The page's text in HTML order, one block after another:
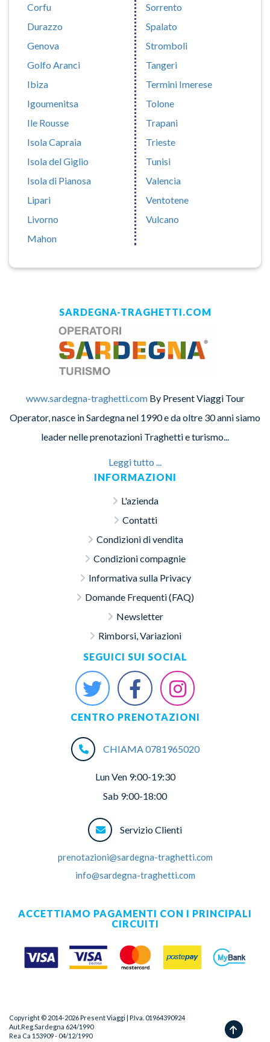
Corfu
Durazzo
Genova
Golfo Aranci
Ibiza
Igoumenitsa
Ile Rousse
Isola Capraia
Isola del Giglio
Isola di Pianosa
Lipari
Livorno
Mahon
Sorrento
Spalato
Stromboli
Tangeri
Termini Imerese
Tolone
Trapani
Trieste
Tunisi
Valencia
Ventotene
Vulcano
SARDEGNA-TRAGHETTI.COM
www.sardegna-traghetti.comBy Present Viaggi Tour
Operator, nasce in Sardegna nel 1990 e da oltre 30 anni siamo
leader nelle prenotazioni Traghetti e turismo...
Leggi tutto ...
INFORMAZIONI
L'azienda
Contatti
Condizioni di vendita
Condizioni compagnie
Informativa sulla Privacy
Domande Frequenti (FAQ)
Newsletter
Rimborsi, Variazioni
SEGUICI SUI SOCIAL
CENTRO PRENOTAZIONI
CHIAMA 0781965020
Lun Ven 9:00-19:30
Sab 9:00-18:00
Servizio Clienti
prenotazioni@sardegna-traghetti.com
info@sardegna-traghetti.com
ACCETTIAMO PAGAMENTI CON I PRINCIPALI
CIRCUITI
Copyright © 2014-2026Present Viaggi | P.Iva. 01964390924
Aut.Reg.Sardegna 624/1990
Rea Ca 153909 - 04/12/1990